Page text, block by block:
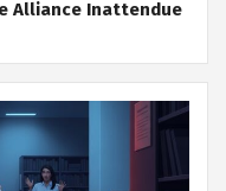
Alliance Inattendue